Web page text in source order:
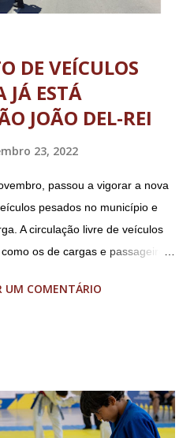
DE VEÍCULOS
JÁ ESTÁ
JOÃO DEL-REI
23, 2022
passou a vigorar a nova
pesados no município e
A circulação livre de veículos
os de cargas e passageiros
no Colônia). No centro
de veículos cujo peso
das 08h às 13h; Nos domingos e
de 30 minutos, após o
UM COMENTÁRIO